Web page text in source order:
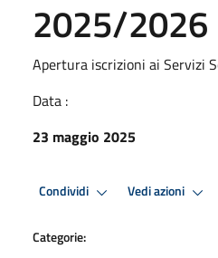
2025/2026
Apertura iscrizioni ai Servizi
Data :
23 maggio 2025
Condividi Vedi azioni
Categorie: